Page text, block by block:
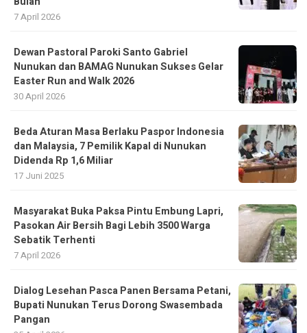
7 April 2026
Dewan Pastoral Paroki Santo Gabriel
Nunukan dan BAMAG Nunukan Sukses Gelar
Easter Run and Walk 2026
30 April 2026
Beda Aturan Masa Berlaku Paspor Indonesia
dan Malaysia, 7 Pemilik Kapal di Nunukan
Didenda Rp 1,6 Miliar
17 Juni 2025
Masyarakat Buka Paksa Pintu Embung Lapri,
Pasokan Air Bersih Bagi Lebih 3500 Warga
Sebatik Terhenti
7 April 2026
Dialog Lesehan Pasca Panen Bersama Petani,
Bupati Nunukan Terus Dorong Swasembada
Pangan